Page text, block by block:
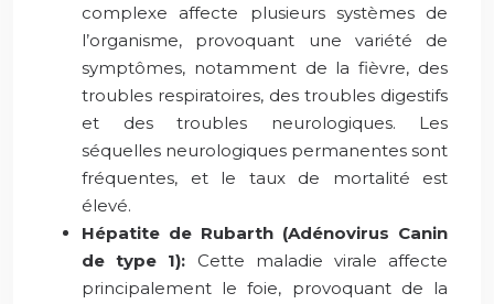
complexe affecte plusieurs systèmes de
l’organisme, provoquant une variété de
symptômes, notamment de la fièvre, des
troubles respiratoires, des troubles digestifs
et des troubles neurologiques. Les
séquelles neurologiques permanentes sont
fréquentes, et le taux de mortalité est
élevé.
Hépatite de Rubarth (Adénovirus Canin
de type 1): Cette maladie virale affecte
principalement le foie, provoquant de la